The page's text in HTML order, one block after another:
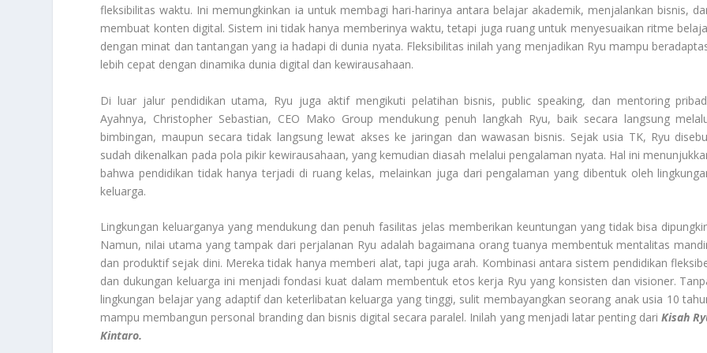
fleksibilitas waktu. Ini memungkinkan ia untuk membagi hari-harinya antara belajar akademik, menjalankan bisnis,
membuat konten digital. Sistem ini tidak hanya memberinya waktu, tetapi juga ruang untuk menyesuaikan ritme
dengan minat dan tantangan yang ia hadapi di dunia nyata. Fleksibilitas inilah yang menjadikan Ryu mampu
lebih cepat dengan dinamika dunia digital dan kewirausahaan.
Di luar jalur pendidikan utama, Ryu juga aktif mengikuti pelatihan bisnis, public speaking, dan mentoring
Ayahnya, Christopher Sebastian, CEO Mako Group mendukung penuh langkah Ryu, baik secara langsung
bimbingan, maupun secara tidak langsung lewat akses ke jaringan dan wawasan bisnis. Sejak usia TK, Ryu
sudah dikenalkan pada pola pikir kewirausahaan, yang kemudian diasah melalui pengalaman nyata. Hal ini
bahwa pendidikan tidak hanya terjadi di ruang kelas, melainkan juga dari pengalaman yang dibentuk oleh
keluarga.
Lingkungan keluarganya yang mendukung dan penuh fasilitas jelas memberikan keuntungan yang tidak bisa
Namun, nilai utama yang tampak dari perjalanan Ryu adalah bagaimana orang tuanya membentuk mentalitas
dan produktif sejak dini. Mereka tidak hanya memberi alat, tapi juga arah. Kombinasi antara sistem pendidikan
dan dukungan keluarga ini menjadi fondasi kuat dalam membentuk etos kerja Ryu yang konsisten dan visioner.
lingkungan belajar yang adaptif dan keterlibatan keluarga yang tinggi, sulit membayangkan seorang anak usia 10
mampu membangun personal branding dan bisnis digital secara paralel. Inilah yang menjadi latar penting dariKisah
Kintaro.